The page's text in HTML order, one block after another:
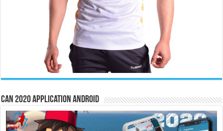
CAN 2020 Application Android